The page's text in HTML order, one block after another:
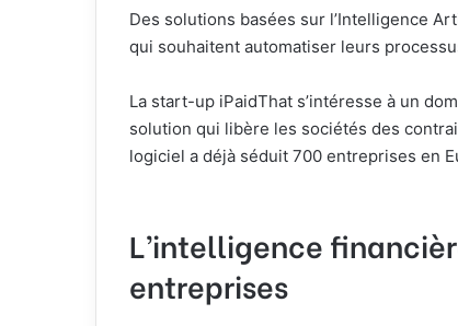
e
m
i
l
Des solutions basées sur l’Intelligence
qui souhaitent automatiser leurs
La start-up iPaidThat s’intéresse à un
solution qui libère les sociétés des
logiciel a déjà séduit 700 entreprises en
L’intelligence
entreprises